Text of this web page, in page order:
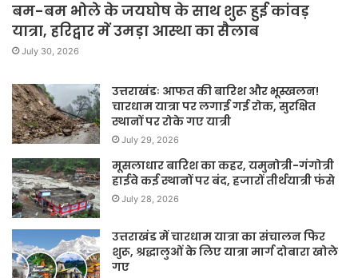
बम-बम भोले के जयघोष के साथ शुरू हुई कांवड़
यात्रा, हरिद्वार में उमड़ा आस्था का सैलाब
July 30, 2026
उत्तराखंडः आफत की बारिश और भूस्खलन!
चारधाम यात्रा पर लगाई गई रोक, सुरक्षित
स्थानों पर रोके गए यात्री
July 29, 2026
मूसलाधार बारिश का कहर, यमुनोत्री-गंगोत्री
हाईवे कई स्थानों पर बंद, हजारों तीर्थयात्री फंसे
July 28, 2026
उत्तराखंड में चारधाम यात्रा का संचालन फिर
शुरू, श्रद्धालुओं के लिए यात्रा मार्ग दोबारा खोले
गए